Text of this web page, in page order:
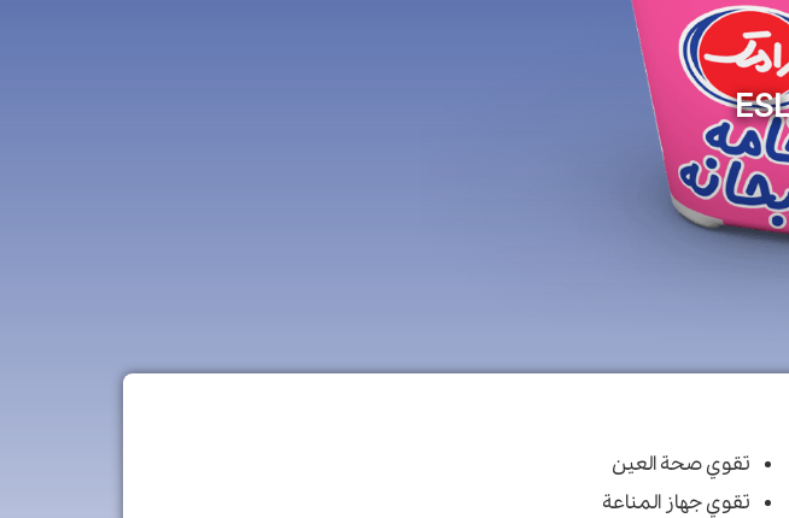
تقوي صحة العين
تقوي جهاز المناعة